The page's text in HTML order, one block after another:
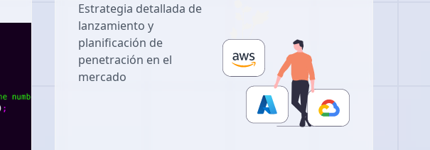
Estrategia detallada de
lanzamiento y
planificación de
penetración en el
mercado